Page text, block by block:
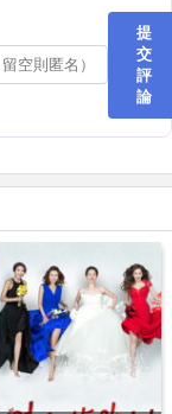
提
交
評
論